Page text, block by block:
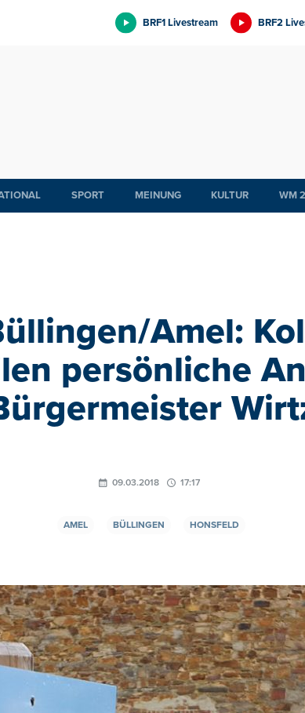
BRF1 Livestream BRF2
SPORT MEINUNG KULTUR WM
Amel:
persönliche
09.03.2018 17:17
AMEL BÜLLINGEN HONSFELD